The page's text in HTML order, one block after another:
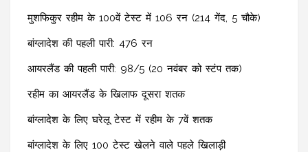
मुशफिकुर रहीम के 100वें टेस्ट में 106 रन (214 गेंद, 5 चौके)
बांग्लादेश की पहली पारी: 476 रन
आयरलैंड की पहली पारी: 98/5 (20 नवंबर को स्टंप तक)
रहीम का आयरलैंड के खिलाफ दूसरा शतक
बांग्लादेश के लिए घरेलू टेस्ट में रहीम के 7वें शतक
बांग्लादेश के लिए 100 टेस्ट खेलने वाले पहले खिलाड़ी